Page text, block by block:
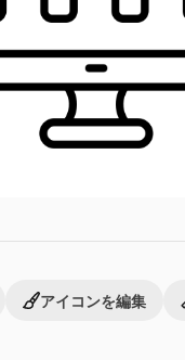
アイコンを編集